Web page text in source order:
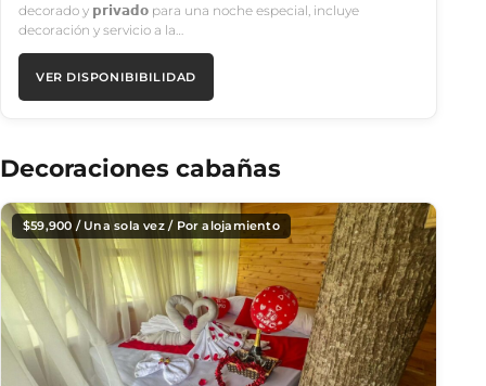
decorado y 𝗽𝗿𝗶𝘃𝗮𝗱𝗼 para una noche especial, incluye
decoración y servicio a la…
VER DISPONIBIBILIDAD
Decoraciones cabañas
$59,900 / Una sola vez / Por alojamiento